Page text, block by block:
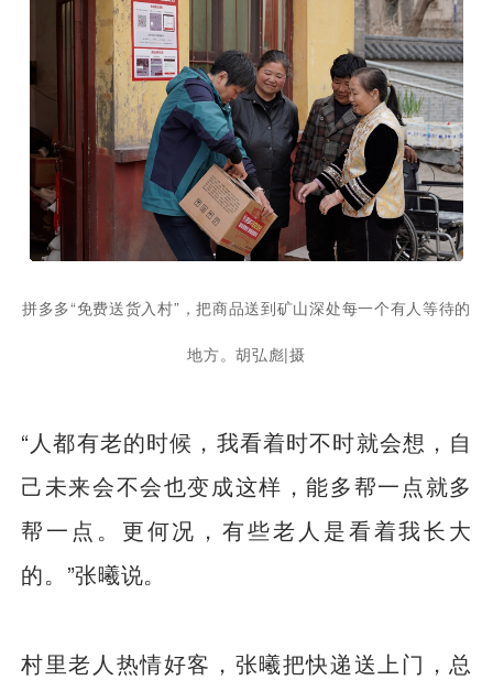
拼多多“免费送货入村”，把商品送到矿山深处每一个有人等待的
地方。胡弘彪|摄
“人都有老的时候，我看着时不时就会想，自
己未来会不会也变成这样，能多帮一点就多
帮一点。更何况，有些老人是看着我长大
的。”张曦说。
村里老人热情好客，张曦把快递送上门，总